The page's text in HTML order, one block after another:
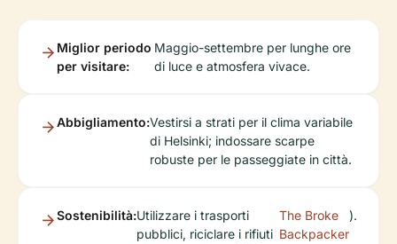
Miglior periodo
per visitare:
Maggio-settembre per lunghe ore
di luce e atmosfera vivace.
Abbigliamento:Vestirsi a strati per il clima variabile
di Helsinki; indossare scarpe
robuste per le passeggiate in città.
Sostenibilità:Utilizzare i trasporti
pubblici, riciclare i rifiuti
The Broke
Backpacker
).